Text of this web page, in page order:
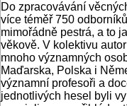
Do zpracovávání
více téměř 750
mimořádně pestrá, a to
věkově. V kolektivu
mnoho významných
Maďarska, Polska i
významní profesoři a
jednotlivých hesel byli